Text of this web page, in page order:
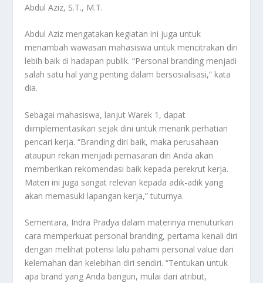
Abdul Aziz, S.T., M.T.
Abdul Aziz mengatakan kegiatan ini juga untuk
menambah wawasan mahasiswa untuk mencitrakan diri
lebih baik di hadapan publik. “Personal branding menjadi
salah satu hal yang penting dalam bersosialisasi,” kata
dia.
Sebagai mahasiswa, lanjut Warek 1, dapat
diimplementasikan sejak dini untuk menarik perhatian
pencari kerja. “Branding diri baik, maka perusahaan
ataupun rekan menjadi pemasaran diri Anda akan
memberikan rekomendasi baik kepada perekrut kerja.
Materi ini juga sangat relevan kepada adik-adik yang
akan memasuki lapangan kerja,” tuturnya.
Sementara, Indra Pradya dalam materinya menuturkan
cara memperkuat personal branding, pertama kenali diri
dengan melihat potensi lalu pahami personal value dari
kelemahan dan kelebihan diri sendiri. “Tentukan untuk
apa brand yang Anda bangun, mulai dari atribut,